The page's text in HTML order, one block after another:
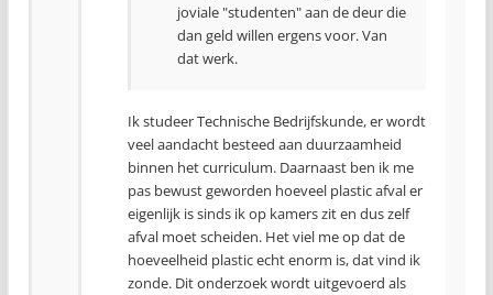
joviale "studenten" aan de deur die
dan geld willen ergens voor. Van
dat werk.
Ik studeer Technische Bedrijfskunde, er wordt
veel aandacht besteed aan duurzaamheid
binnen het curriculum. Daarnaast ben ik me
pas bewust geworden hoeveel plastic afval er
eigenlijk is sinds ik op kamers zit en dus zelf
afval moet scheiden. Het viel me op dat de
hoeveelheid plastic echt enorm is, dat vind ik
zonde. Dit onderzoek wordt uitgevoerd als